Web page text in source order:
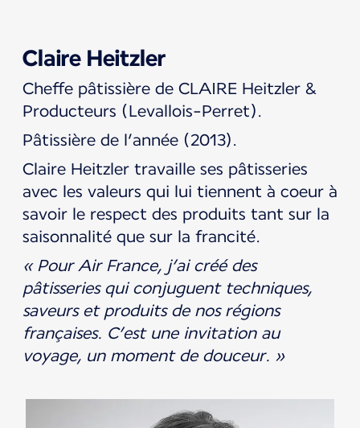
Claire Heitzler
Cheffe pâtissière de CLAIRE Heitzler &
Producteurs (Levallois-Perret).
Pâtissière de l’année (2013).
Claire Heitzler travaille ses pâtisseries
avec les valeurs qui lui tiennent à coeur à
savoir le respect des produits tant sur la
saisonnalité que sur la francité.
« Pour Air France, j’ai créé des
pâtisseries qui conjuguent techniques,
saveurs et produits de nos régions
françaises. C’est une invitation au
voyage, un moment de douceur. »